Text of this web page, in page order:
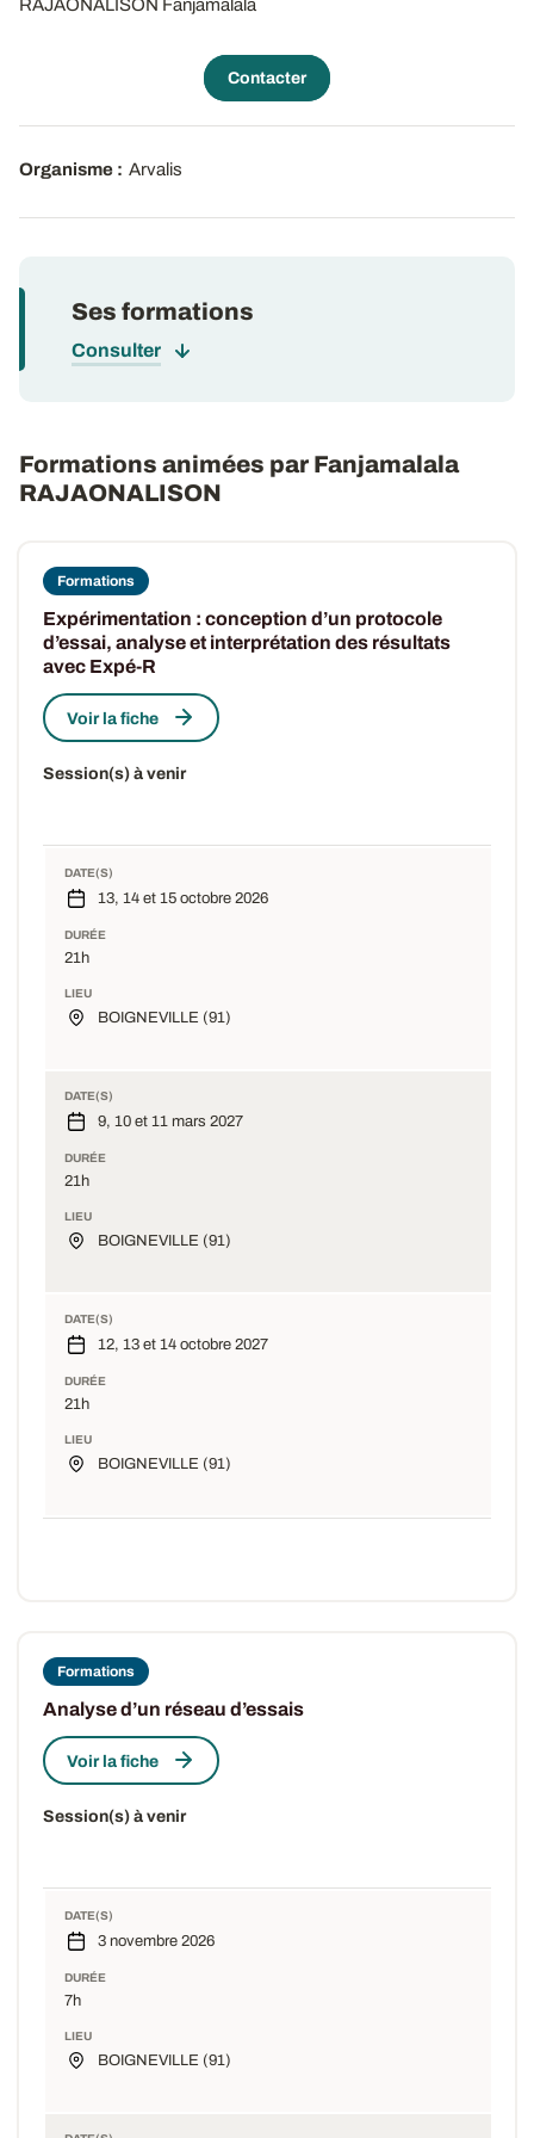
RAJAONALISON Fanjamalala
Contacter
Organisme : Arvalis
Ses formations
Consulter
Formations animées par Fanjamalala
RAJAONALISON
Formations
Expérimentation : conception d’un protocole
d’essai, analyse et interprétation des résultats
avec Expé-R
Voir la fiche
Session(s) à venir
DATE(S)
13, 14 et 15 octobre 2026
DURÉE
21h
LIEU
BOIGNEVILLE (91)
DATE(S)
9, 10 et 11 mars 2027
DURÉE
21h
LIEU
BOIGNEVILLE (91)
DATE(S)
12, 13 et 14 octobre 2027
DURÉE
21h
LIEU
BOIGNEVILLE (91)
Formations
Analyse d’un réseau d’essais
Voir la fiche
Session(s) à venir
DATE(S)
3 novembre 2026
DURÉE
7h
LIEU
BOIGNEVILLE (91)